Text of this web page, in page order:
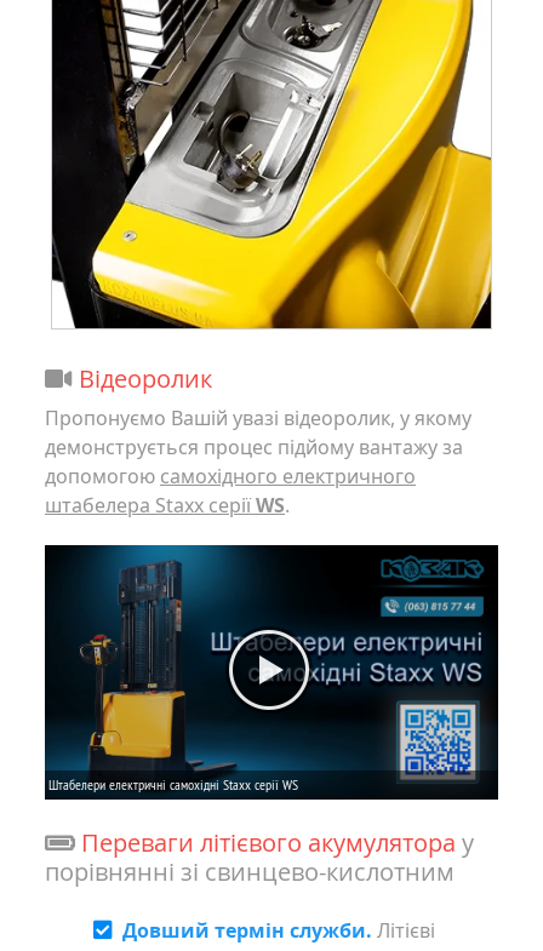
Розмір коліс задні, мм
Ø80X70
Додаткові колеса (розміри), мм
Ø115X55
Дорожній просвіт, центр колісної бази,
Колеса, кількість передніх/задніх (x =
1x + 1/4
Протектор передній, мм
550
Протектор(підошва), задній(560/680
390/525
Відеоролик
Пропонуємо Вашій увазі відеоролик, у якому
демонструється процес підйому вантажу за
допомогою самохідного електричного
штабелера Staxx серіїWS.
Переваги літієвого акумулятора у
порівнянні зі свинцево-кислотним
Довший термін служби. Літієві